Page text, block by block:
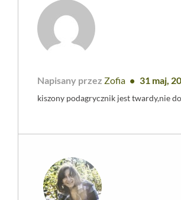
Napisany przez Zofia 31 maj,
kiszony podagrycznik jest twardy,nie